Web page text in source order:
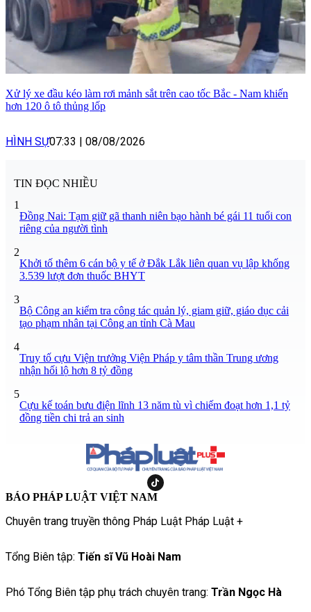
Xử lý xe đầu kéo làm rơi mảnh sắt trên cao tốc Bắc - Nam khiến
hơn 120 ô tô thủng lốp
HÌNH SỰ07:33 | 08/08/2026
TIN ĐỌC NHIỀU
1
Đồng Nai: Tạm giữ gã thanh niên bạo hành bé gái 11 tuổi con
riêng của người tình
2
Khởi tố thêm 6 cán bộ y tế ở Đắk Lắk liên quan vụ lập khống
3.539 lượt đơn thuốc BHYT
3
Bộ Công an kiểm tra công tác quản lý, giam giữ, giáo dục cải
tạo phạm nhân tại Công an tỉnh Cà Mau
4
Truy tố cựu Viện trưởng Viện Pháp y tâm thần Trung ương
nhận hối lộ hơn 8 tỷ đồng
5
Cựu kế toán bưu điện lĩnh 13 năm tù vì chiếm đoạt hơn 1,1 tỷ
đồng tiền chi trả an sinh
BÁO PHÁP LUẬT VIỆT NAM
Chuyên trang truyền thông Pháp Luật Pháp Luật +
Tổng Biên tập: Tiến sĩ Vũ Hoài Nam
Phó Tổng Biên tập phụ trách chuyên trang: Trần Ngọc Hà